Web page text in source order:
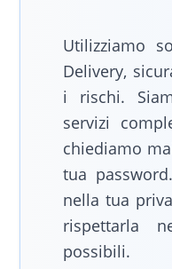
Utilizziamo
Delivery,
i rischi.
servizi
chiediamo
tua
nella tua
rispettarla
possibili.